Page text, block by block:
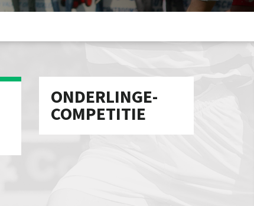
ONDERLINGE-
COMPETITIE